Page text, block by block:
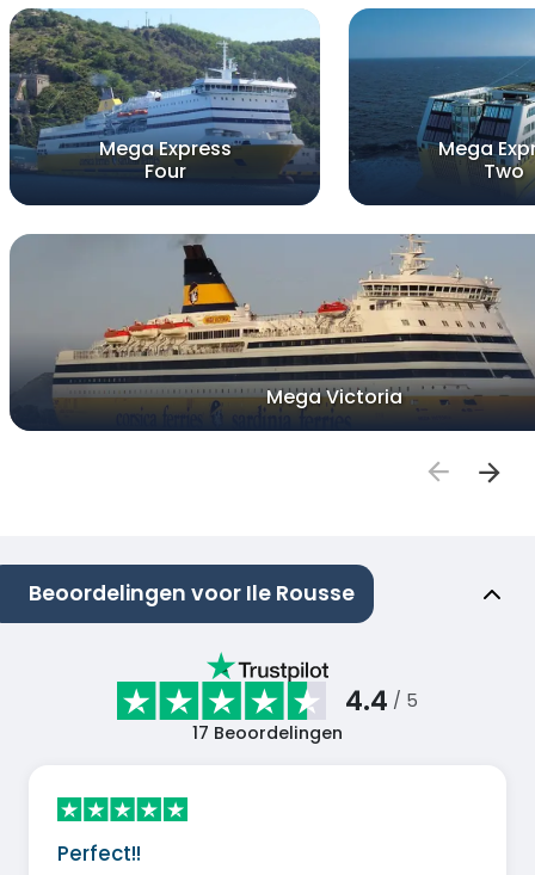
Mega Express
Four
Mega
Two
Mega Victoria
Beoordelingen voor Ile Rousse
4.4 / 5
17 Beoordelingen
Perfect!!